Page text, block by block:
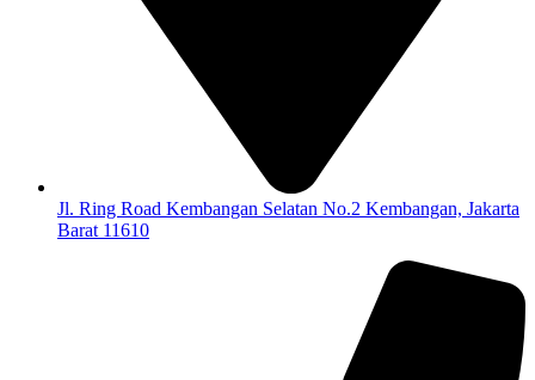
Jl. Ring Road Kembangan Selatan No.2 Kembangan, Jakarta
Barat 11610